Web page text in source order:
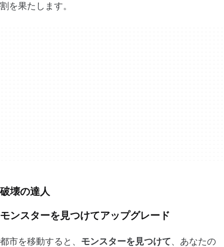
割を果たします。
破壊の達人
モンスターを見つけてアップグレード
都市を移動すると、 モンスターを見つけて、あなたの